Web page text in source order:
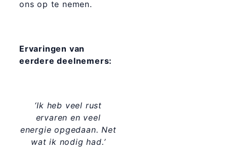
ons op te nemen.
Ervaringen van
eerdere deelnemers:
‘Ik heb veel rust
ervaren en veel
energie opgedaan. Net
wat ik nodig had.’